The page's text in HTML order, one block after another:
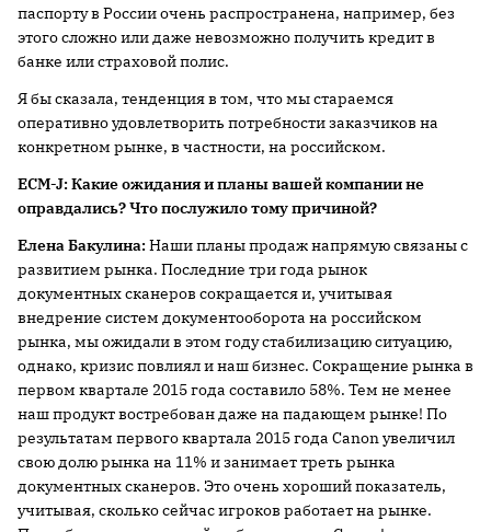
паспорту в России очень распространена, например, без
этого сложно или даже невозможно получить кредит в
банке или страховой полис.
Я бы сказала, тенденция в том, что мы стараемся
оперативно удовлетворить потребности заказчиков на
конкретном рынке, в частности, на российском.
ECM-J:Какие ожидания и планы вашей компании не
оправдались? Что послужило тому причиной?
Елена Бакулина:Наши планы продаж напрямую связаны с
развитием рынка. Последние три года рынок
документных сканеров сокращается и, учитывая
внедрение систем документооборота на российском
рынка, мы ожидали в этом году стабилизацию ситуацию,
однако, кризис повлиял и наш бизнес. Сокращение рынка в
первом квартале 2015 года составило 58%. Тем не менее
наш продукт востребован даже на падающем рынке! По
результатам первого квартала 2015 года Canon увеличил
свою долю рынка на 11% и занимает треть рынка
документных сканеров. Это очень хороший показатель,
учитывая, сколько сейчас игроков работает на рынке.